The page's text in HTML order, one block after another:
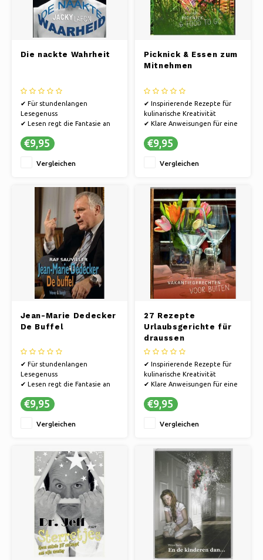
Die nackte Wahrheit
✔ Für stundenlangen
Lesegenuss
✔ Lesen regt die Fantasie an
andere Welten.
€9,95
Vergleichen
Picknick & Essen zum
Mitnehmen
✔ Inspirierende Rezepte für
kulinarische Kreativität
✔ Klare Anweisungen für eine
✔ Praktische Tipps für
€9,95
Vergleichen
Jean-Marie Dedecker
De Buffel
✔ Für stundenlangen
Lesegenuss
✔ Lesen regt die Fantasie an
andere Welten.
€9,95
Vergleichen
27 Rezepte
Urlaubsgerichte für
draussen
✔ Inspirierende Rezepte für
kulinarische Kreativität
✔ Klare Anweisungen für eine
✔ Praktische Tipps für
€9,95
Vergleichen